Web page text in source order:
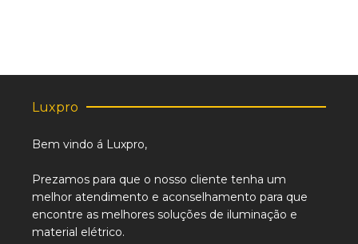
Luxpro
Bem vindo á Luxpro,
Prezamos para que o nosso cliente tenha um
melhor atendimento e aconselhamento para que
encontre as melhores soluções de iluminação e
material elétrico.